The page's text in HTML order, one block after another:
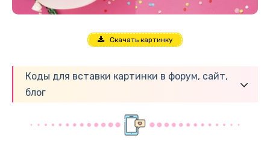
Скачать картинку
Коды для вставки картинки в форум, сайт,
блог